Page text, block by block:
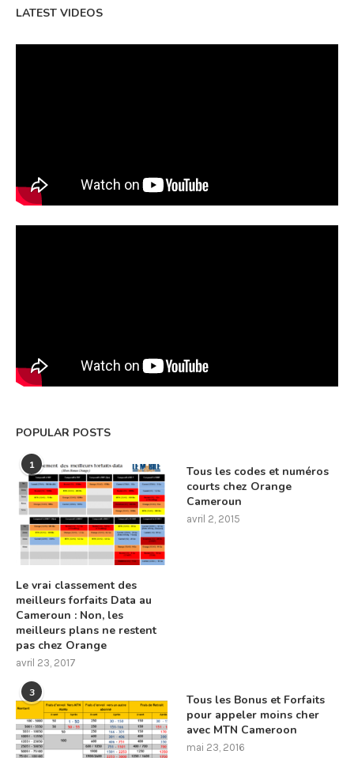
LATEST VIDEOS
POPULAR POSTS
1
Le vrai classement des
meilleurs forfaits Data au
Cameroun : Non, les
meilleurs plans ne restent
pas chez Orange
avril 23, 2017
Tous les codes et numéros
courts chez Orange
Cameroun
avril 2, 2015
3
Tous les Bonus et Forfaits
pour appeler moins cher
avec MTN Cameroon
mai 23, 2016